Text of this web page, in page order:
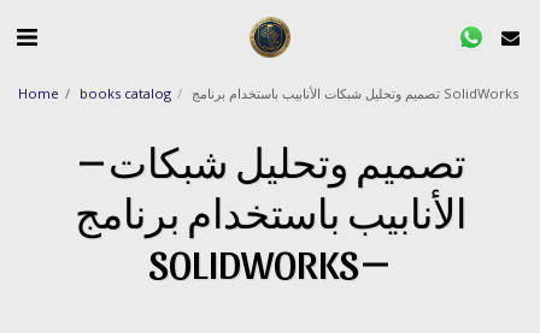
Home books catalog تصميم وتحليل شبكات الأنابيب باستخدام برنامج SolidWorks
تصميم وتحليل شبكات
الأنابيب باستخدام برنامج
SOLIDWORKS